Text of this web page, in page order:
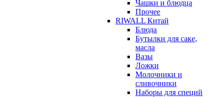
Чашки и блюдца
Прочее
RIWALL Китай
Блюда
Бутылки для саке,
масла
Вазы
Ложки
Молочники и
сливочники
Наборы для специй